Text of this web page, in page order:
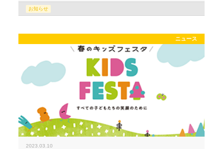
お知らせ
ニュース
2023.03.10